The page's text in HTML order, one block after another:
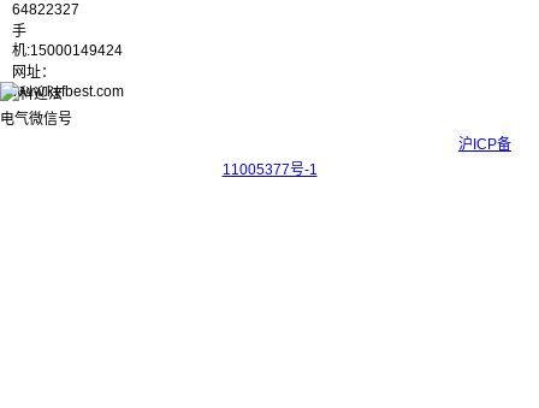
64822327
手
机:15000149424
网址：
www.kyfbest.com
沪ICP备
11005377号-1